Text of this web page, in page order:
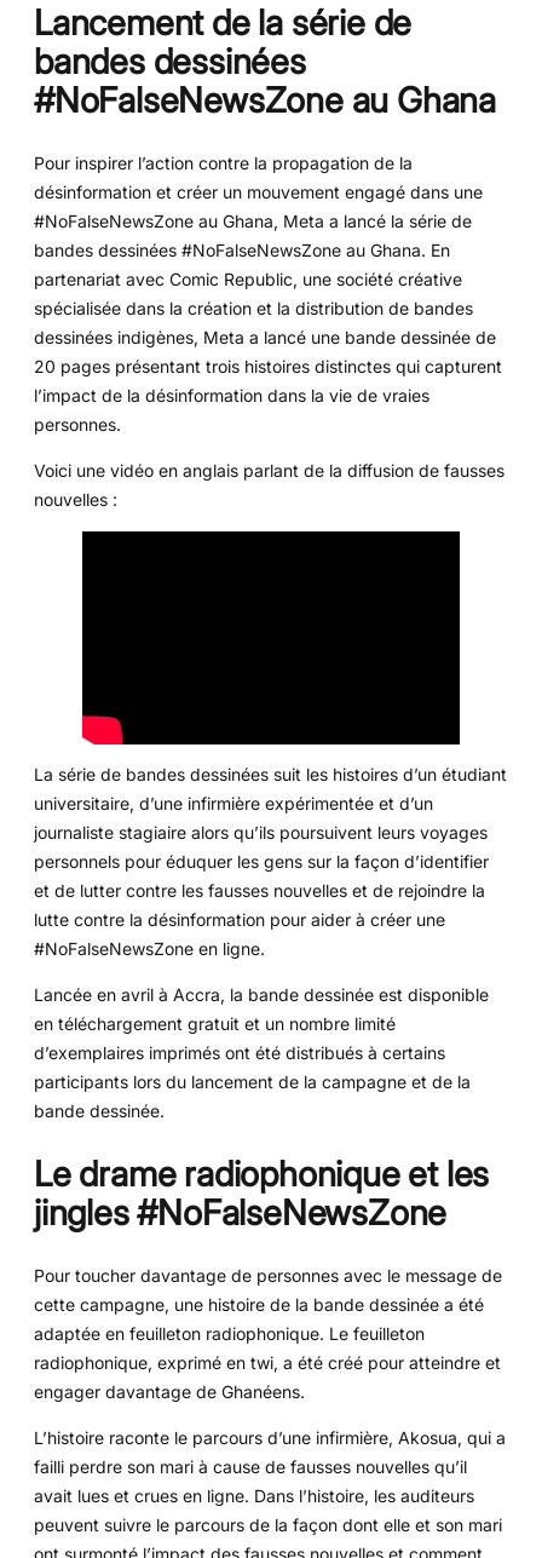
Lancement de la série de
bandes dessinées
#NoFalseNewsZone au Ghana
Pour inspirer l’action contre la propagation de la
désinformation et créer un mouvement engagé dans une
#NoFalseNewsZone au Ghana, Meta a lancé la série de
bandes dessinées #NoFalseNewsZone au Ghana. En
partenariat avec Comic Republic, une société créative
spécialisée dans la création et la distribution de bandes
dessinées indigènes, Meta a lancé une bande dessinée de
20 pages présentant trois histoires distinctes qui capturent
l’impact de la désinformation dans la vie de vraies
personnes.
Voici une vidéo en anglais parlant de la diffusion de fausses
nouvelles :
La série de bandes dessinées suit les histoires d’un étudiant
universitaire, d’une infirmière expérimentée et d’un
journaliste stagiaire alors qu’ils poursuivent leurs voyages
personnels pour éduquer les gens sur la façon d’identifier
et de lutter contre les fausses nouvelles et de rejoindre la
lutte contre la désinformation pour aider à créer une
#NoFalseNewsZone en ligne.
Lancée en avril à Accra, la bande dessinée est disponible
en téléchargement gratuit et un nombre limité
d’exemplaires imprimés ont été distribués à certains
participants lors du lancement de la campagne et de la
bande dessinée.
Le drame radiophonique et les
jingles #NoFalseNewsZone
Pour toucher davantage de personnes avec le message de
cette campagne, une histoire de la bande dessinée a été
adaptée en feuilleton radiophonique. Le feuilleton
radiophonique, exprimé en twi, a été créé pour atteindre et
engager davantage de Ghanéens.
L’histoire raconte le parcours d’une infirmière, Akosua, qui a
failli perdre son mari à cause de fausses nouvelles qu’il
avait lues et crues en ligne. Dans l’histoire, les auditeurs
peuvent suivre le parcours de la façon dont elle et son mari
ont surmonté l’impact des fausses nouvelles et comment